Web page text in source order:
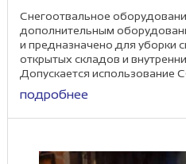
Снегоотвальное
дополнительным
и предназначено для уборки
открытых складов и
Допускается использование
других ...
подробнее